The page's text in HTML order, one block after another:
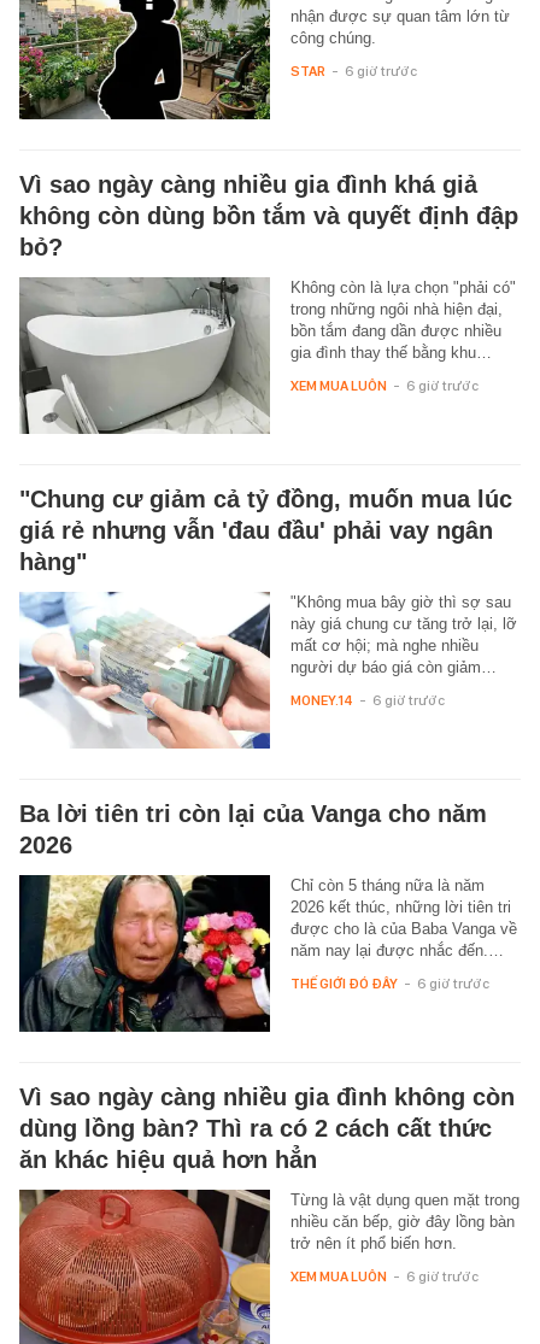
nhận được sự quan tâm lớn từ
công chúng.
STAR - 6 giờ trước
Vì sao ngày càng nhiều gia đình khá giả
không còn dùng bồn tắm và quyết định đập
bỏ?
Không còn là lựa chọn "phải có"
trong những ngôi nhà hiện đại,
bồn tắm đang dần được nhiều
gia đình thay thế bằng khu…
XEM MUA LUÔN - 6 giờ trước
"Chung cư giảm cả tỷ đồng, muốn mua lúc
giá rẻ nhưng vẫn 'đau đầu' phải vay ngân
hàng"
"Không mua bây giờ thì sợ sau
này giá chung cư tăng trở lại, lỡ
mất cơ hội; mà nghe nhiều
người dự báo giá còn giảm…
MONEY.14 - 6 giờ trước
Ba lời tiên tri còn lại của Vanga cho năm
2026
Chỉ còn 5 tháng nữa là năm
2026 kết thúc, những lời tiên tri
được cho là của Baba Vanga về
năm nay lại được nhắc đến.…
THẾ GIỚI ĐÓ ĐÂY - 6 giờ trước
Vì sao ngày càng nhiều gia đình không còn
dùng lồng bàn? Thì ra có 2 cách cất thức
ăn khác hiệu quả hơn hẳn
Từng là vật dụng quen mặt trong
nhiều căn bếp, giờ đây lồng bàn
trở nên ít phổ biến hơn.
XEM MUA LUÔN - 6 giờ trước